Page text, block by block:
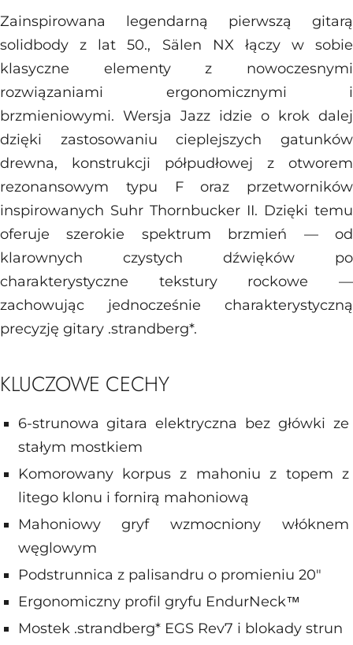
Zainspirowana legendarną pierwszą gitarą
solidbody z lat 50., Sälen NX łączy w sobie
klasyczne elementy z nowoczesnymi
rozwiązaniami ergonomicznymi i
brzmieniowymi. Wersja Jazz idzie o krok dalej
dzięki zastosowaniu cieplejszych gatunków
drewna, konstrukcji półpudłowej z otworem
rezonansowym typu F oraz przetworników
inspirowanych Suhr Thornbucker II. Dzięki temu
oferuje szerokie spektrum brzmień — od
klarownych czystych dźwięków po
charakterystyczne tekstury rockowe —
zachowując jednocześnie charakterystyczną
precyzję gitary .strandberg*.
KLUCZOWE CECHY
6-strunowa gitara elektryczna bez główki ze
stałym mostkiem
Komorowany korpus z mahoniu z topem z
litego klonu i fornirą mahoniową
Mahoniowy gryf wzmocniony włóknem
węglowym
Podstrunnica z palisandru o promieniu 20"
Ergonomiczny profil gryfu EndurNeck™
Mostek .strandberg* EGS Rev7 i blokady strun